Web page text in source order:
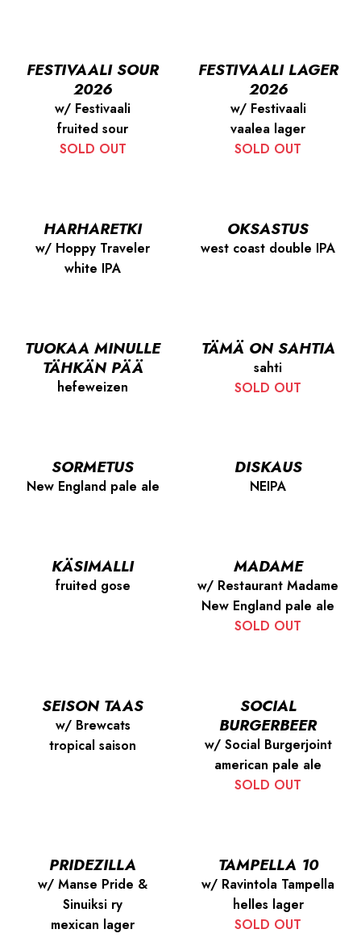
FESTIVAALI SOUR
2026
w/ Festivaali
fruited sour
SOLD OUT
FESTIVAALI LAGER
2026
w/ Festivaali
vaalea lager
SOLD OUT
HARHARETKI
w/ Hoppy Traveler
white IPA
OKSASTUS
west coast double IPA
TUOKAA MINULLE
TÄHKÄN PÄÄ
hefeweizen
TÄMÄ ON SAHTIA
sahti
SOLD OUT
SORMETUS
New England pale ale
DISKAUS
NEIPA
KÄSIMALLI
fruited gose
MADAME
w/ Restaurant Madame
New England pale ale
SOLD OUT
SEISON TAAS
w/ Brewcats
tropical saison
SOCIAL
BURGERBEER
w/ Social Burgerjoint
american pale ale
SOLD OUT
PRIDEZILLA
w/ Manse Pride &
Sinuiksi ry
mexican lager
TAMPELLA 10
w/ Ravintola Tampella
helles lager
SOLD OUT